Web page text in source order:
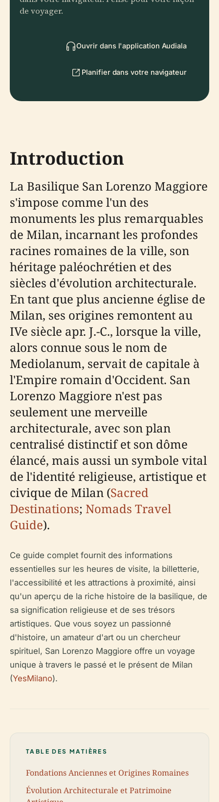
de voyager.
Ouvrir dans l'application Audiala
Planifier dans votre navigateur
Introduction
La Basilique San Lorenzo Maggiore
s'impose comme l'un des
monuments les plus remarquables
de Milan, incarnant les profondes
racines romaines de la ville, son
héritage paléochrétien et des
siècles d'évolution architecturale.
En tant que plus ancienne église de
Milan, ses origines remontent au
IVe siècle apr. J.-C., lorsque la ville,
alors connue sous le nom de
Mediolanum, servait de capitale à
l'Empire romain d'Occident. San
Lorenzo Maggiore n'est pas
seulement une merveille
architecturale, avec son plan
centralisé distinctif et son dôme
élancé, mais aussi un symbole vital
de l'identité religieuse, artistique et
civique de Milan (Sacred
Destinations; Nomads Travel
Guide).
Ce guide complet fournit des informations
essentielles sur les heures de visite, la billetterie,
l'accessibilité et les attractions à proximité, ainsi
qu'un aperçu de la riche histoire de la basilique, de
sa signification religieuse et de ses trésors
artistiques. Que vous soyez un passionné
d'histoire, un amateur d'art ou un chercheur
spirituel, San Lorenzo Maggiore offre un voyage
unique à travers le passé et le présent de Milan
(YesMilano).
TABLE DES MATIÈRES
Fondations Anciennes et Origines Romaines
Évolution Architecturale et Patrimoine